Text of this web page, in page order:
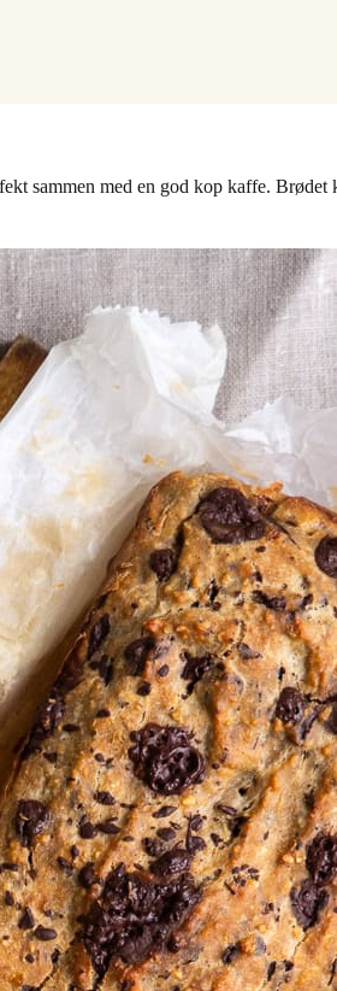
sammen med en god kop kaffe. Brødet